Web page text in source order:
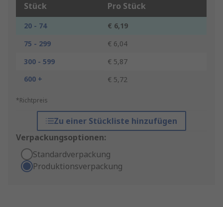
Stück Pro Stück
20 - 74
€ 6,19
75 - 299
€ 6,04
300 - 599
€ 5,87
600 +
€ 5,72
*Richtpreis
Zu einer Stückliste hinzufügen
Verpackungsoptionen:
Standardverpackung
Produktionsverpackung